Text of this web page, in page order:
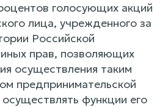
голосующих акций
лица, учрежденного за
Российской
прав, позволяющих
осуществления таким
предпринимательской
функции его